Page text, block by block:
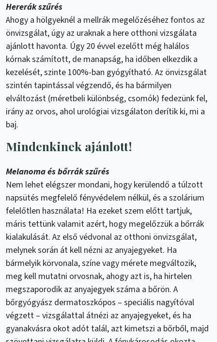
Hererák szűrés
Ahogy a hölgyeknél a mellrák megelőzéséhez fontos az
önvizsgálat, úgy az uraknak a here otthoni vizsgálata
ajánlott havonta. Úgy 20 évvel ezelőtt még halálos
kórnak számított, de manapság, ha időben elkezdik a
kezelését, szinte 100%-ban gyógyítható. Az önvizsgálat
szintén tapintással végzendő, és ha bármilyen
elváltozást (méretbeli különbség, csomók) fedezünk fel,
irány az orvos, ahol urológiai vizsgálaton derítik ki, mi a
baj.
Mindenkinek ajánlott!
Melanoma és bőrrák szűrés
Nem lehet elégszer mondani, hogy kerülendő a túlzott
napsütés megfelelő fényvédelem nélkül, és a szolárium
felelőtlen használata! Ha ezeket szem előtt tartjuk,
máris tettünk valamit azért, hogy megelőzzük a bőrrák
kialakulását. Az első védvonal az otthoni önvizsgálat,
melynek során át kell nézni az anyajegyeket. Ha
bármelyik körvonala, színe vagy mérete megváltozik,
meg kell mutatni orvosnak, ahogy azt is, ha hirtelen
megszaporodik az anyajegyek száma a bőrön. A
bőrgyógyász dermatoszkópos – speciális nagyítóval
végzett – vizsgálattal átnézi az anyajegyeket, és ha
gyanakvásra okot adót talál, azt kimetszi a bőrből, majd